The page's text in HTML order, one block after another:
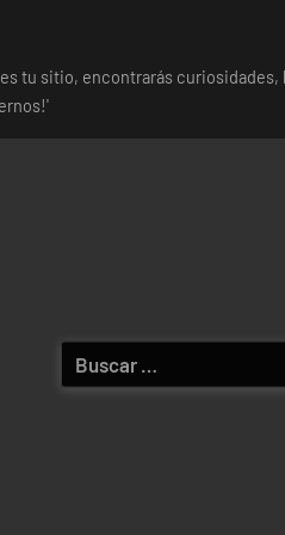
tu sitio, encontrarás
Buscar: